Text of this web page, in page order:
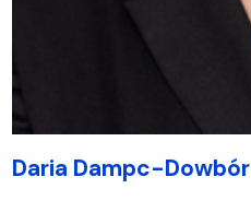
Daria Dampc-Dowbór